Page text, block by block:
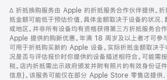
中
打
开)
脚
注
∆ 折抵换购服务由 Apple 的折抵服务合作伙伴提供。折
抵金额可能低于预估价值，具体金额取决于设备的状况、
或地区。并非所有设备均有资格获得第三方折抵服务合
Apple 提供的购新优惠。年满 18 周岁及以上者才可参
可用于折抵购买新的 Apple 设备。实际折抵金额取决
况是否与评估报价时你提供的设备描述相符合。可能需
税。店内折抵需出示政府颁发并附有照片的有效身份证
信息)。该服务可能仅在部分 Apple Store 零售店提供